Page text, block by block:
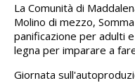
La Comunità di
Molino di mezzo,
panificazione per adulti
legna per imparare a
Giornata